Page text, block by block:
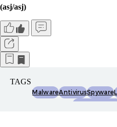
(asj/asj)
TAGS
MalwareAntivirusSpyware